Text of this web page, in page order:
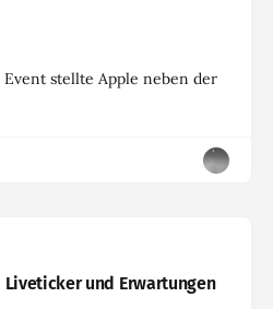
stellte Apple neben der
und Erwartungen